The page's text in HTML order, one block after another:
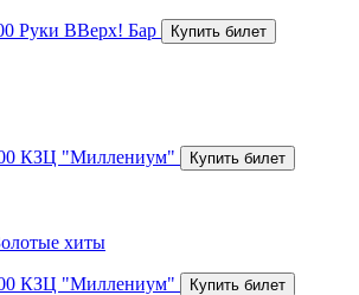
Руки ВВерх! Бар
КЗЦ "Миллениум"
хиты
КЗЦ "Миллениум"